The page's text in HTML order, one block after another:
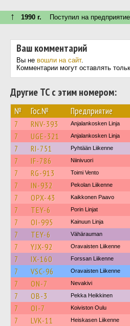
↑ 1990 г. Поступил на предприятие
Ваш комментарий
Вы не вошли на сайт.
Комментарии могут оставлять
Другие ТС с этим номером:
№ Гос.№ Предприятие
7 RNV-393 Anjalankosken Linja
7 UGE-321 Anjalankosken Linja
7 RI-751 Pyhtään Liikenne
7 IF-786 Niinivuori
7 RG-913 Toimi Vento
7 IN-932 Pekolan Liikenne
7 OPX-43 Kaikkonen Paavo
7 TEY-6 Porin Linjat
7 OI-995 Kainuun Linja
7 TEY-6 Vähärauman
7 YJX-92 Oravaisten Liikenne
7 IX-160 Forssan Liikenne
7 VSC-96 Oravaisten Liikenne
7 ON-7 Nevakivi
7 OB-3 Pekka Heikkinen
7 OI-7 Koiviston Oulu
7 LVK-11 Heiskasen Liikenne